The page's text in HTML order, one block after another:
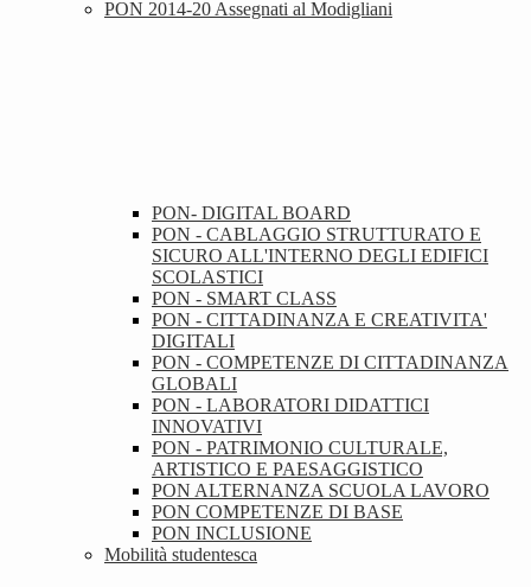
PON 2014-20 Assegnati al Modigliani
PON- DIGITAL BOARD
PON - CABLAGGIO STRUTTURATO E
SICURO ALL'INTERNO DEGLI EDIFICI
SCOLASTICI
PON - SMART CLASS
PON - CITTADINANZA E CREATIVITA'
DIGITALI
PON - COMPETENZE DI CITTADINANZA
GLOBALI
PON - LABORATORI DIDATTICI
INNOVATIVI
PON - PATRIMONIO CULTURALE,
ARTISTICO E PAESAGGISTICO
PON ALTERNANZA SCUOLA LAVORO
PON COMPETENZE DI BASE
PON INCLUSIONE
Mobilità studentesca